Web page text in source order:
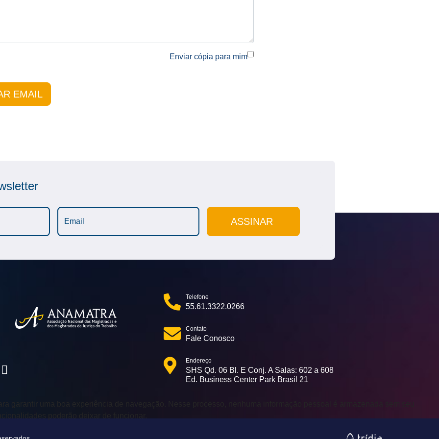
Enviar cópia para mim
EMAIL
Telefone
55.61.3322.0266
Contato
Fale Conosco
Endereço
SHS Qd. 06 Bl. E Conj. A Salas: 602 a 608
Ed. Business Center Park Brasil 21
garantir uma boa experiência de navegação. Nesse processo, nenhuma informação pessoal é armazenada sem seu
poderão deixar de funcionar.